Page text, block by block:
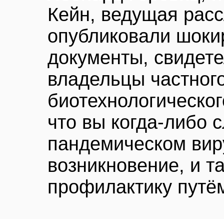
Кейн, ведущая
опубликовали
документы,
владельцы
что вы когда-либо
пандемическом
возникновение, и
профилактику